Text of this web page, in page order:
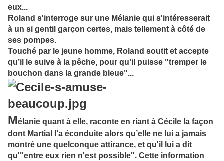
eux...
Roland s'interroge sur une Mélanie qui s'intéresserait
à un si gentil garçon certes, mais tellement à côté de
ses pompes.
Touché par le jeune homme, Roland soutit et accepte
qu’il le suive à la pêche, pour qu'il puisse "tremper le
bouchon dans la grande bleue"...
Mélanie quant à elle, raconte en riant à Cécile la façon
dont Martial l’a éconduite alors qu’elle ne lui a jamais
montré une quelconque attirance, et qu'il lui a dit
qu'"entre eux rien n'est possible". Cette information